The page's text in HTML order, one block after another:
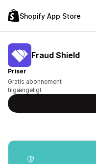
Shopify App Store
Fraud Shield
Priser
Gratis abonnement
tilgængeligt